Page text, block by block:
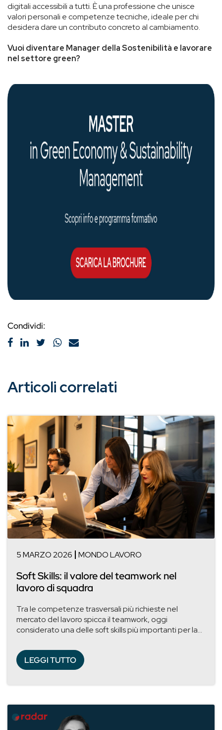
digitali accessibili a tutti. È una professione che unisce
valori personali e competenze tecniche, ideale per chi
desidera dare un contributo concreto al cambiamento.
Vuoi diventare Manager della Sostenibilità e lavorare
nel settore green?
Condividi:
Articoli correlati
5 MARZO 2026 MONDO LAVORO
Soft Skills: il valore del teamwork nel
lavoro di squadra
Tra le competenze trasversali più richieste nel
mercato del lavoro spicca il teamwork, oggi
considerato una delle soft skills più importanti per la...
LEGGI TUTTO